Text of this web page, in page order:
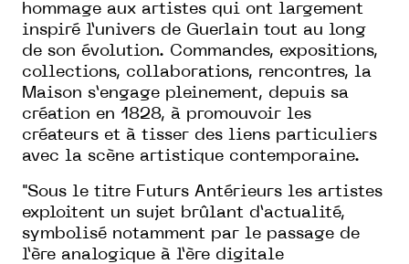
hommage aux artistes qui ont largement
inspiré l’univers de Guerlain tout au long
de son évolution. Commandes, expositions,
collections, collaborations, rencontres, la
Maison s’engage pleinement, depuis sa
création en 1828, à promouvoir les
créateurs et à tisser des liens particuliers
avec la scène artistique contemporaine.
"Sous le titre Futurs Antérieurs les artistes
exploitent un sujet brûlant d’actualité,
symbolisé notamment par le passage de
l’ère analogique à l’ère digitale